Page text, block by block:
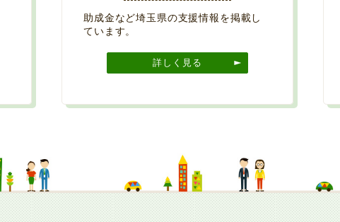
助成金など埼玉県の支援情報を掲載し
ています。
詳しく見る